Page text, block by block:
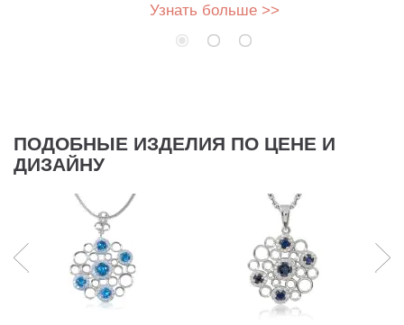
Узнать больше >>
ПОДОБНЫЕ ИЗДЕЛИЯ ПО ЦЕНЕ И
ДИЗАЙНУ